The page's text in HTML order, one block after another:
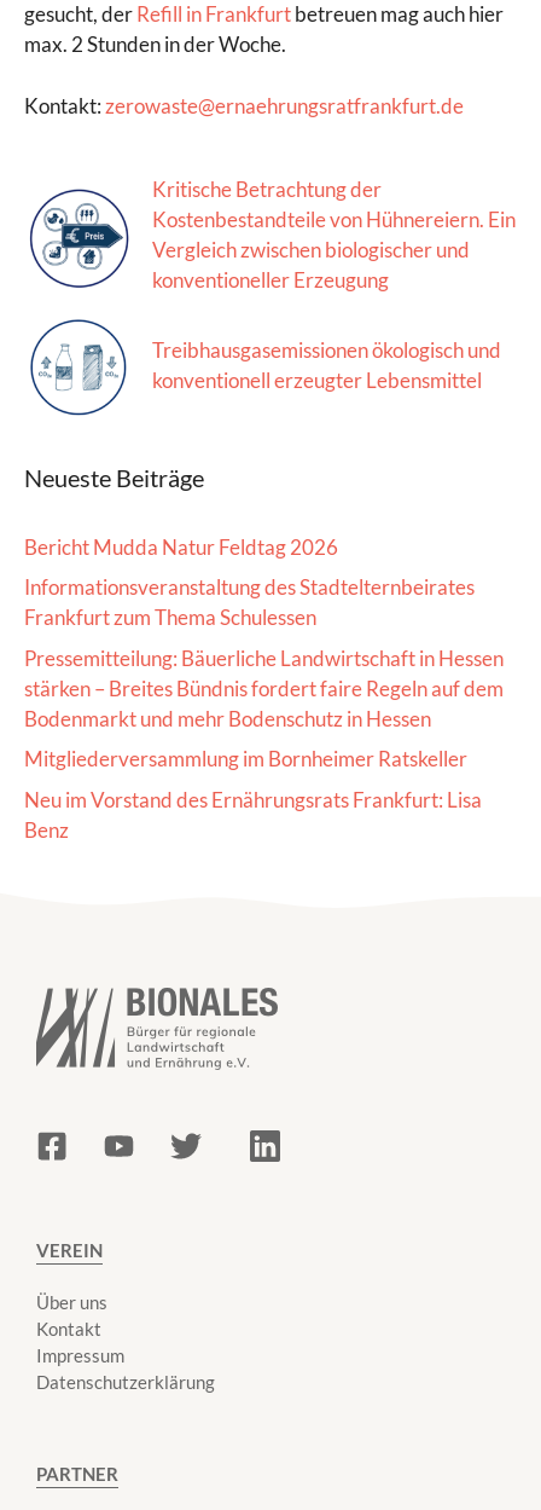
gesucht, derRefill in Frankfurtbetreuen mag auch hier
max. 2 Stunden in der Woche.
Kontakt:zerowaste@ernaehrungsratfrankfurt.de
Kritische Betrachtung der
Kostenbestandteile von Hühnereiern. Ein
Vergleich zwischen biologischer und
konventioneller Erzeugung
Treibhausgasemissionen ökologisch und
konventionell erzeugter Lebensmittel
Neueste Beiträge
Bericht Mudda Natur Feldtag 2026
Informationsveranstaltung des Stadtelternbeirates
Frankfurt zum Thema Schulessen
Pressemitteilung: Bäuerliche Landwirtschaft in Hessen
stärken – Breites Bündnis fordert faire Regeln auf dem
Bodenmarkt und mehr Bodenschutz in Hessen
Mitgliederversammlung im Bornheimer Ratskeller
Neu im Vorstand des Ernährungsrats Frankfurt: Lisa
Benz
VEREIN
Über uns
Kontakt
Impressum
Datenschutzerklärung
PARTNER